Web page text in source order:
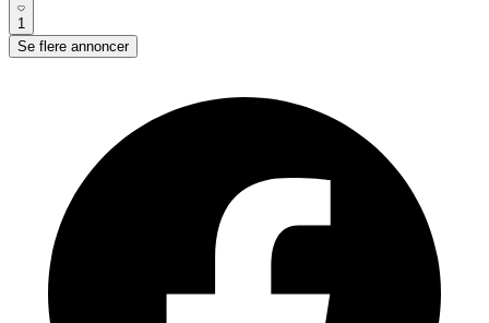
1
Se flere annoncer